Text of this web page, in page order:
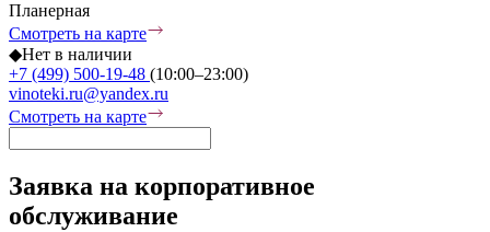
Планерная
Смотреть на карте
◆Нет в наличии
+7 (499) 500-19-48 (10:00–23:00)
vinoteki.ru@yandex.ru
Смотреть на карте
Заявка на корпоративное
обслуживание